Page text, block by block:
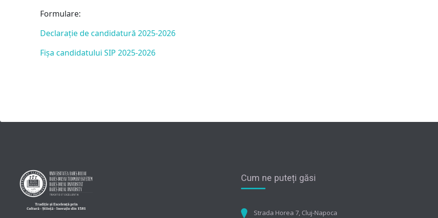
Formulare:
Declarație de candidatură 2025-2026
Fișa candidatului SIP 2025-2026
Cum ne puteți găsi
Strada Horea 7, Cluj-Napoca